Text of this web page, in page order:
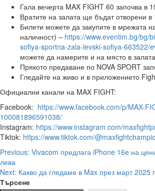
Гала вечерта MAX FIGHT 60 започва в
Вратите на залата ще бъдат отворени в
Билети можете да закупите в мрежата
наличност) – https://www.eventim.bg/bg/
sofiya-sportna-zala-levski-sofiya-663522/
можете да намерите и на място в
Прякото предаване по NOVA SPORT
Гледайте на живо и в приложението
Официални канали на MAX FIGHT:
Facebook: https://www.facebook.com/p/MAX-
100081896591038/
Instagram: https://www.instagram.com/
Tiktok: https://www.tiktok.com/
Post
navigation
Previous: Vivacom предлага iPhone 16e на
лева
Next: Какво да гледаме в Max през март 2025
Търсене